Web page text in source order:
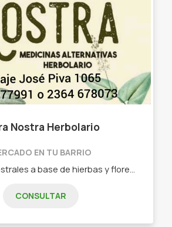
Nostra Herbolario
EN TU BARRIO
CONSULTAR